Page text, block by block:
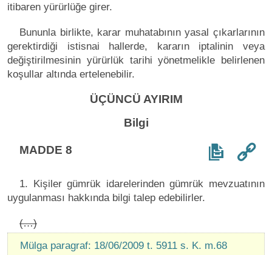
itibaren yürürlüğe girer.
Bununla birlikte, karar muhatabının yasal çıkarlarının
gerektirdiği istisnai hallerde, kararın iptalinin veya
değiştirilmesinin yürürlük tarihi yönetmelikle belirlenen
koşullar altında ertelenebilir.
ÜÇÜNCÜ AYIRIM
Bilgi
MADDE 8
1. Kişiler gümrük idarelerinden gümrük mevzuatının
uygulanması hakkında bilgi talep edebilirler.
(…)
Mülga paragraf: 18/06/2009 t. 5911 s. K. m.68